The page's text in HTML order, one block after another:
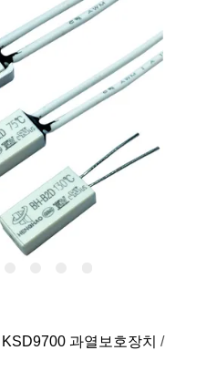
KSD9700 과열보호장치 /